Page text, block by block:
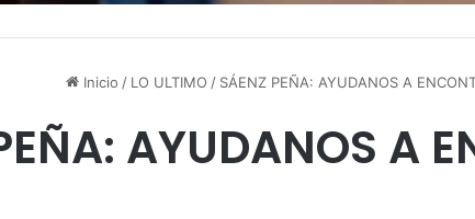
Inicio / LO ULTIMO / SÁENZ PEÑA: AYUDANOS A
AYUDANOS A